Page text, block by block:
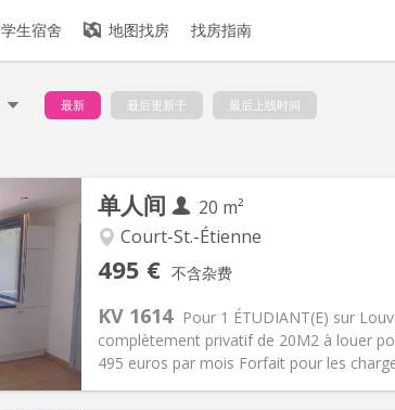
学生宿舍 地图找房 找房指南
最新 最后更新于 最后上线时间
单人间
20 m²
Court-St.-Étienne
495 € 不含杂费
KV 1614 Pour 1 ÉTUDIANT(E) sur
complètement privatif de 20M2 à louer
495 euros par mois Forfait pour les
布局
浴室:独立
面积:20 m2